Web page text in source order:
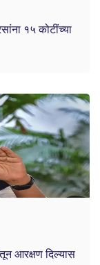
१५ कोटींच्या
आरक्षण दिल्यास